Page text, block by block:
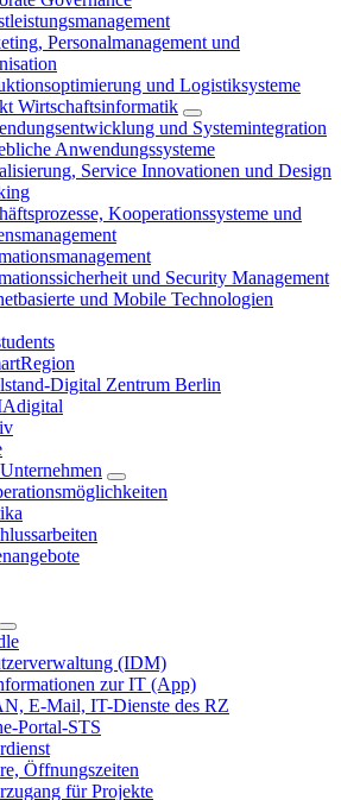
Personalmanagement und
und Logistiksysteme
Wirtschaftsinformatik
und Systemintegration
Anwendungssysteme
Service Innovationen und Design
Kooperationssysteme und
und Security Management
und Mobile Technologien
Digital Zentrum Berlin
(IDM)
zur IT (App)
E-Mail, IT-Dienste des RZ
Portal-STS
Öffnungszeiten
für Projekte